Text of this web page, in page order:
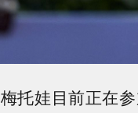
托娃目前正在